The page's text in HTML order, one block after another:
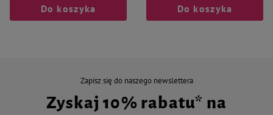
Do koszyka Do koszyka
Zapisz się do naszego newslettera
Zyskaj 10% rabatu* na